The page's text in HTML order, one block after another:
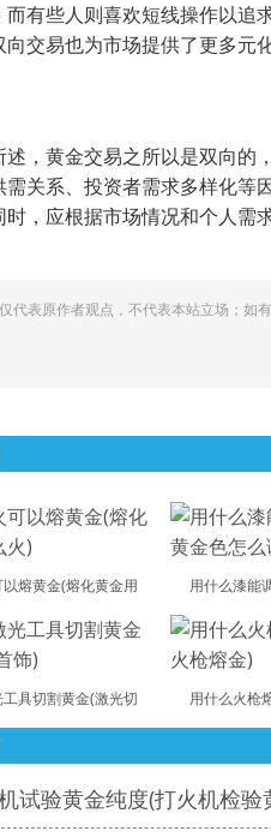
而有些人则喜欢短线操作以追
交易也为市场提供了更多元
述，黄金交易之所以是双向的
需关系、投资者需求多样化等
，应根据市场情况和个人需
代表原作者观点，不代表本站立场；如
熔黄金(熔化黄金用 用什么漆能
具切割黄金(激光切 用什么火枪
试验黄金纯度(打火机检验